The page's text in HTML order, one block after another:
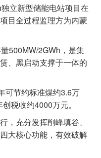
立新型储能电站项目在
目全过程监理方为内蒙
500MW/2GWh，是集
、黑启动支撑于一体的
可节约标准煤约3.6万
税收约4000万元。
，充分发挥削峰填谷、
大核心功能，有效破解